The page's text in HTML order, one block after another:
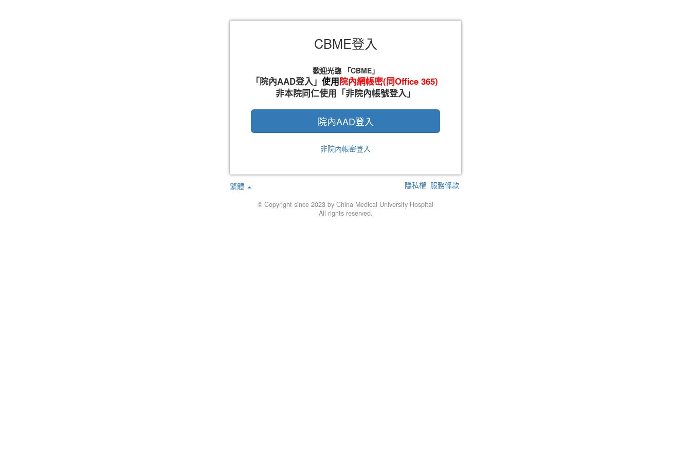
CBME登入
歡迎光臨 「CBME」
「院內AAD登入」 使用院內網帳密(同Office 365)
非本院同仁使用「非院內帳號登入」
院內AAD登入
非院內帳密登入
繁體 隱私權 服務條款
© Copyright since 2023 by China Medical University Hospital
All rights reserved.